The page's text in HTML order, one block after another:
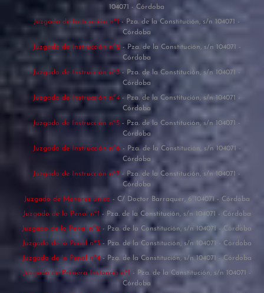
104071 - Córdoba
Juzgado de Instrucción nº1- Pza. de la Constitución, s/n 104071 -
Córdoba
Juzgado de Instrucción nº2 - Pza. de la Constitución, s/n 104071 -
Córdoba
Juzgado de Instrucción nº3 - Pza. de la Constitución, s/n 104071 -
Córdoba
Juzgado de Instrucción nº4 - Pza. de la Constitución, s/n 104071 -
Córdoba
Juzgado de Instrucción nº5 - Pza. de la Constitución, s/n 104071 -
Córdoba
Juzgado de Instrucción nº6 - Pza. de la Constitución, s/n 104071 -
Córdoba
Juzgado de Instrucción nº7 - Pza. de la Constitución, s/n 104071 -
Córdoba
Juzgado de Menores único - C/ Doctor Barraquer, 6 104071 - Córdoba
Juzgado de lo Penal nº1 - Pza. de la Constitución, s/n 104071 - Córdoba
Juzgado de lo Penal nº2 - Pza. de la Constitución, s/n 104071 - Córdoba
Juzgado de lo Penal nº3 - Pza. de la Constitución, s/n 104071 - Córdoba
Juzgado de lo Penal nº4- Pza. de la Constitución, s/n 104071 - Córdoba
Juzgado de Primera Instancia nº1 - Pza. de la Constitución, s/n 104071 -
Córdoba